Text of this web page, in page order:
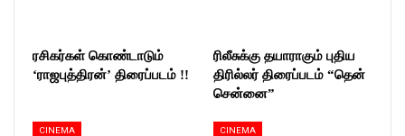
ரசிகர்கள் கொண்டாடும்
‘ராஜபுத்திரன்’ திரைப்படம் !!
ரிலீசுக்கு தயாராகும் புதிய
திரில்லர் திரைப்படம் “தென்
சென்னை”
CINEMA CINEMA